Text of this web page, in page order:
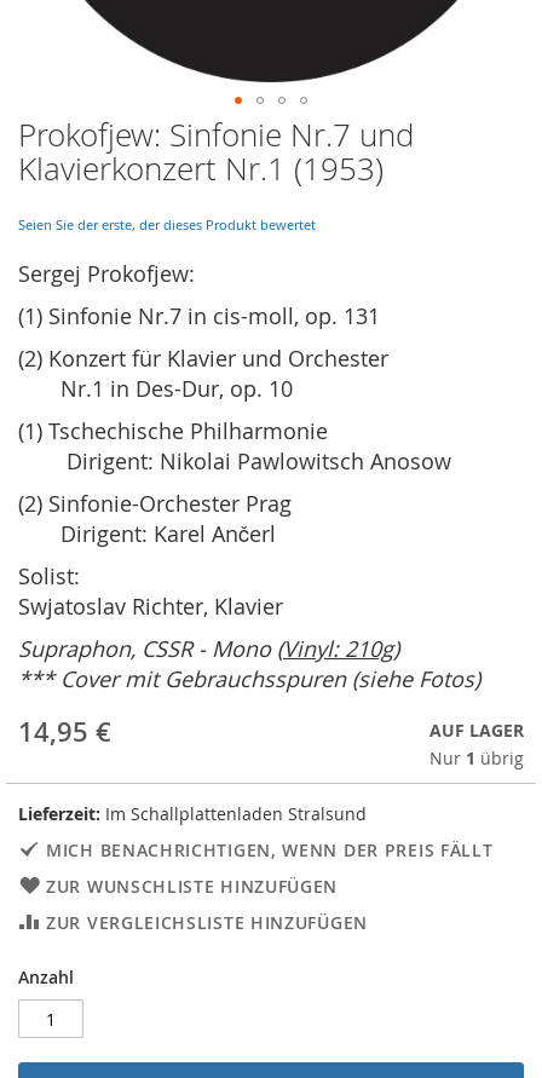
Skip
to
the
of
images
Prokofjew: Sinfonie Nr.7 und
Klavierkonzert Nr.1 (1953)
Seien Sie der erste, der dieses Produkt bewertet
Sergej Prokofjew:
(1) Sinfonie Nr.7 in cis-moll, op. 131
(2) Konzert für Klavier und Orchester
Nr.1 in Des-Dur, op. 10
(1) Tschechische Philharmonie
Dirigent: Nikolai Pawlowitsch Anosow
(2) Sinfonie-Orchester Prag
Dirigent: Karel Ančerl
Solist:
Swjatoslav Richter, Klavier
Supraphon, CSSR - Mono (Vinyl: 210g)
*** Cover mit Gebrauchsspuren (siehe Fotos)
14,95 €
AUF LAGER
Nur 1 übrig
Lieferzeit: Im Schallplattenladen Stralsund
MICH BENACHRICHTIGEN, WENN DER PREIS FÄLLT
ZUR WUNSCHLISTE HINZUFÜGEN
ZUR VERGLEICHSLISTE HINZUFÜGEN
Anzahl